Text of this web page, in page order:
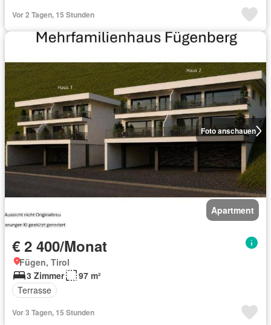
Vor 2 Tagen, 15 Stunden
Foto anschauen
Apartment
€ 2 400/Monat
Fügen, Tirol
3 Zimmer
97 m²
Terrasse
Vor 3 Tagen, 15 Stunden